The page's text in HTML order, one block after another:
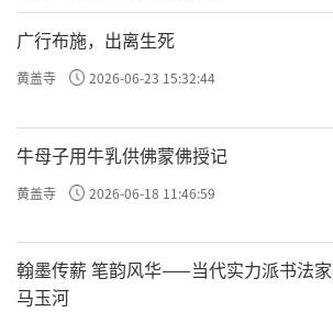
广行布施，出离生死
黄盖寺 2026-06-23 15:32:44
牛母子用牛乳供佛蒙佛授记
黄盖寺 2026-06-18 11:46:59
翰墨传薪 笔韵风华——当代实力派书法家
马玉河